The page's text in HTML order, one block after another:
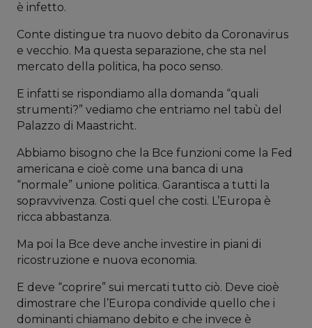
è infetto.
Conte distingue tra nuovo debito da Coronavirus
e vecchio. Ma questa separazione, che sta nel
mercato della politica, ha poco senso.
E infatti se rispondiamo alla domanda “quali
strumenti?” vediamo che entriamo nel tabù del
Palazzo di Maastricht.
Abbiamo bisogno che la Bce funzioni come la Fed
americana e cioè come una banca di una
“normale” unione politica. Garantisca a tutti la
sopravvivenza. Costi quel che costi. L’Europa è
ricca abbastanza.
Ma poi la Bce deve anche investire in piani di
ricostruzione e nuova economia.
E deve “coprire” sui mercati tutto ciò. Deve cioè
dimostrare che l’Europa condivide quello che i
dominanti chiamano debito e che invece è